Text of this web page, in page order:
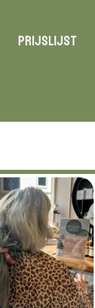
Prijslijst